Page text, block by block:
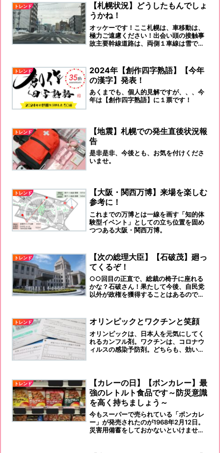
トレンド
【札幌状況】どうしたもんでしょ
うかね！
オッケーです！ここ札幌は、車移動は、
極力ご遠慮ください！出会い頭の接触事
故主要幹線道路は、両側１車線は雪です
大きいために、右左折する際には、危険
を承知で道路に車体の前面を出さない
と、左右の確認が出来ない状況となって
います。「出会い頭の接触事故」が多発
しています。左車線の走行時には、飛び
出しに十分ご注意くださいね。もうダメ
トレンド
2024年【創作四字熟語】【今年
の漢字】発表！
あくまでも、個人的見解ですが、、、今
年は【創作四字熟語】に１票です！
トレンド
【地震】札幌での発生直後状況報
告
是非是非、今後とも、お気を付けくださ
いませ。
トレンド
【大阪・関西万博】来場を楽しむ
参考に！
これまでの万博とは一線を画す「知的体
験型イベント」としての立ち位置を固め
つつある大阪・関西万博。
トレンド
【次の総理大臣】【石破茂】廻っ
てくるぞ！
○○回目の正直で、総裁の椅子に座れる
かな？石破さん！果たして今後、自民党
以外が政権を獲得することはあるのでし
トレンド オリンピックとワクチンと笑顔
オリンピックは、日本人を元気にしてく
れるカンフル剤。ワクチンは、コロナウ
ィルスの感染予防剤。どちらも、効いて
トレンド
【カレーの日】【ボンカレー】最
強のレトルト食品です～防災意識
を高く持ちましょう～
今もスーパーで売られている「ボンカレ
ー」が発売されたのが1968年2月12日。
災害用備蓄をしておかないといけません